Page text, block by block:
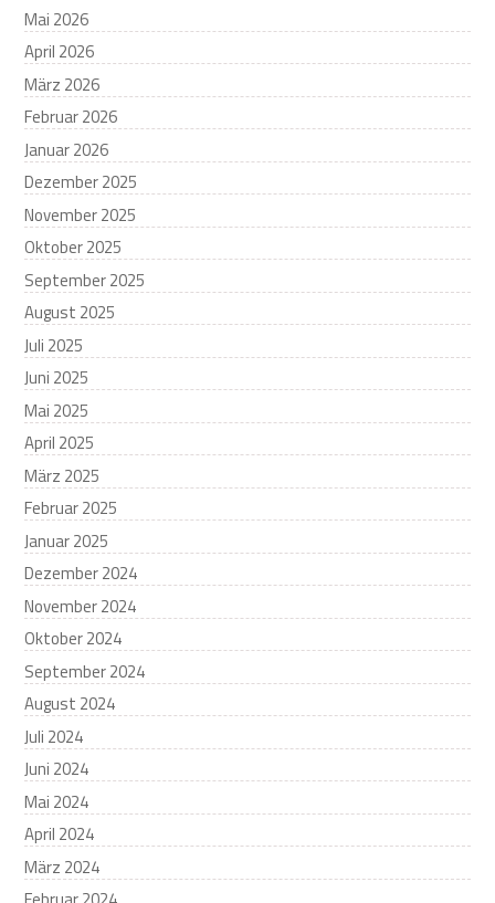
Mai 2026
April 2026
März 2026
Februar 2026
Januar 2026
Dezember 2025
November 2025
Oktober 2025
September 2025
August 2025
Juli 2025
Juni 2025
Mai 2025
April 2025
März 2025
Februar 2025
Januar 2025
Dezember 2024
November 2024
Oktober 2024
September 2024
August 2024
Juli 2024
Juni 2024
Mai 2024
April 2024
März 2024